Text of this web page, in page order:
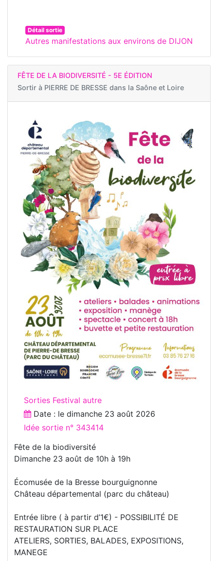
Détail sortie
Autres manifestations aux environs de DIJON
FÊTE DE LA BIODIVERSITÉ - 5E ÉDITION
Sortir à PIERRE DE BRESSE dans la Saône et Loire
Sorties Festival autre
Date : le dimanche 23 août 2026
Idée sortie n° 343414
Fête de la biodiversité
Dimanche 23 août de 10h à 19h
Écomusée de la Bresse bourguignonne
Château départemental (parc du château)
Entrée libre ( à partir d’1€) - POSSIBILITÉ DE
RESTAURATION SUR PLACE
ATELIERS, SORTIES, BALADES, EXPOSITIONS,
MANEGE